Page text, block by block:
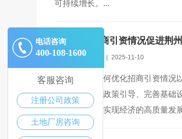
可持续增长。...
如何优化招商引资情况促进荆
| 招商引资政策 2025-11-10
本文探讨了如何优化招商引资情况
础，提出加强政策引导、完善基础
与产业升级，实现经济的高质量发
电话咨询
400-108-1600
客服咨询
注册公司政策
土地厂房咨询